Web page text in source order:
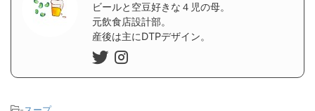
ビールと空豆好きな４児の母。
元飲食店設計部。
産後は主にDTPデザイン。